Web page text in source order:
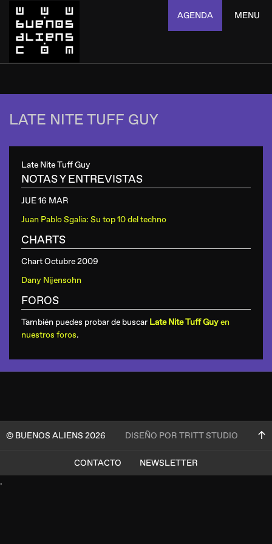
AGENDA MENU
LATE NITE TUFF GUY
Late Nite Tuff Guy
NOTAS Y ENTREVISTAS
JUE 16 MAR
Juan Pablo Sgalia: Su top 10 del techno
CHARTS
Chart Octubre 2009
Dany Nijensohn
FOROS
También puedes probar de buscar Late Nite Tuff Guyen
nuestros foros.
© BUENOS ALIENS 2026 DISEÑO POR TRITT STUDIO
CONTACTO
NEWSLETTER
.